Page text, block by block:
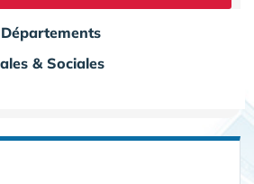
Départements
& Sociales